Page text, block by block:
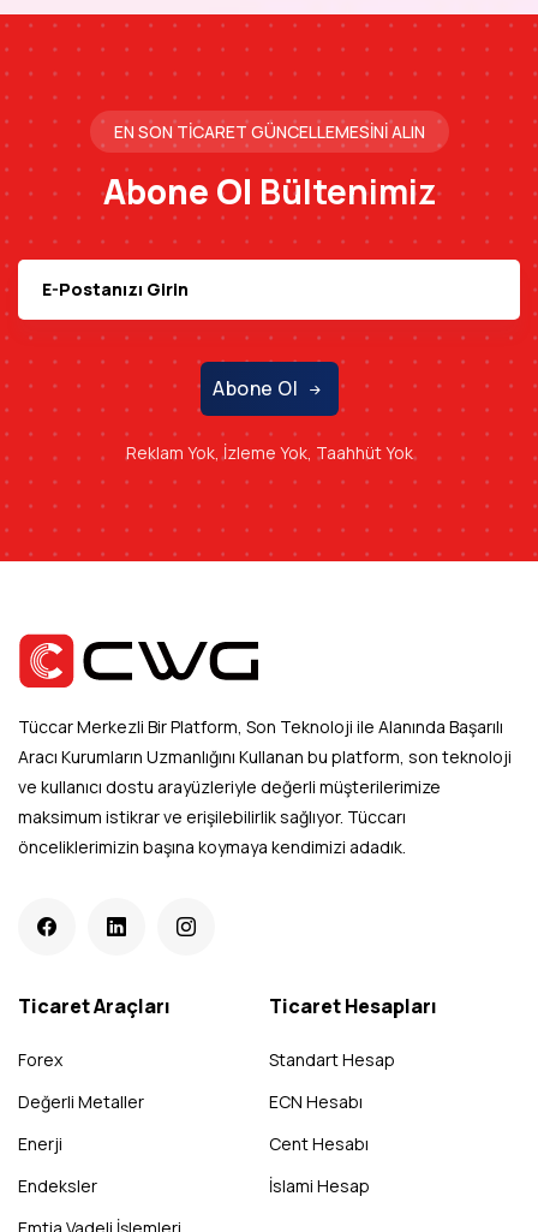
EN SON TICARET GÜNCELLEMESINI ALIN
Abone Ol Bültenimiz
Abone Ol
Reklam Yok, İzleme Yok, Taahhüt Yok
Tüccar Merkezli Bir Platform, Son Teknoloji ile Alanında Başarılı
Aracı Kurumların Uzmanlığını Kullanan bu platform, son teknoloji
ve kullanıcı dostu arayüzleriyle değerli müşterilerimize
maksimum istikrar ve erişilebilirlik sağlıyor. Tüccarı
önceliklerimizin başına koymaya kendimizi adadık.
Ticaret Araçları
Forex
Değerli Metaller
Enerji
Endeksler
Ticaret Hesapları
Standart Hesap
ECN Hesabı
Cent Hesabı
İslami Hesap